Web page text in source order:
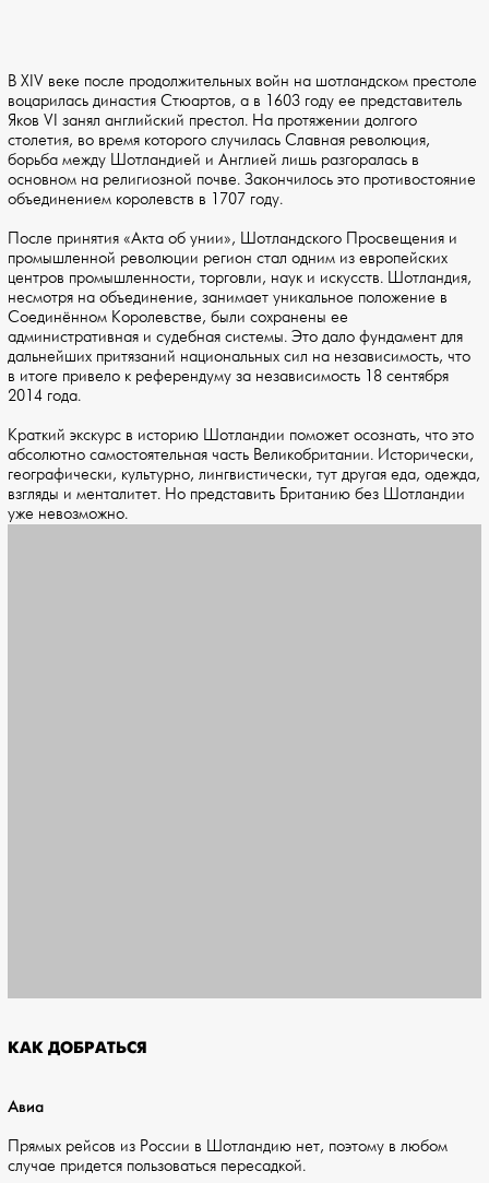
В XIV веке после продолжительных войн на шотландском престоле
воцарилась династия Стюартов, а в 1603 году ее представитель
Яков VI занял английский престол. На протяжении долгого
столетия, во время которого случилась Славная революция,
борьба между Шотландией и Англией лишь разгоралась в
основном на религиозной почве. Закончилось это противостояние
объединением королевств в 1707 году.
После принятия «Акта об унии», Шотландского Просвещения и
промышленной революции регион стал одним из европейских
центров промышленности, торговли, наук и искусств. Шотландия,
несмотря на объединение, занимает уникальное положение в
Соединённом Королевстве, были сохранены ее
административная и судебная системы. Это дало фундамент для
дальнейших притязаний национальных сил на независимость, что
в итоге привело к референдуму за независимость 18 сентября
2014 года.
Краткий экскурс в историю Шотландии поможет осознать, что это
абсолютно самостоятельная часть Великобритании. Исторически,
географически, культурно, лингвистически, тут другая еда, одежда,
взгляды и менталитет. Но представить Британию без Шотландии
уже невозможно.
КАК ДОБРАТЬСЯ
Авиа
Прямых рейсов из России в Шотландию нет, поэтому в любом
случае придется пользоваться пересадкой.